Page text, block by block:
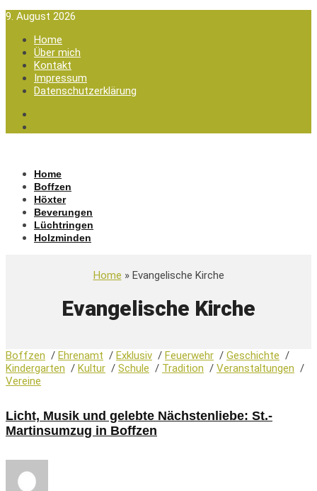
9. August 2026
Home
Über mich
Kontakt
Impressum
Datenschutzerklärung
Home
Boffzen
Höxter
Beverungen
Lüchtringen
Holzminden
Home » Evangelische Kirche
Evangelische Kirche
Boffzen / Ehrenamt / Exklusiv / Feuerwehr / Geschichte /
Kindergarten / Kultur / Schule / Tradition / Veranstaltungen /
Vereine
Licht, Musik und gelebte Nächstenliebe: St.-
Martinsumzug in Boffzen